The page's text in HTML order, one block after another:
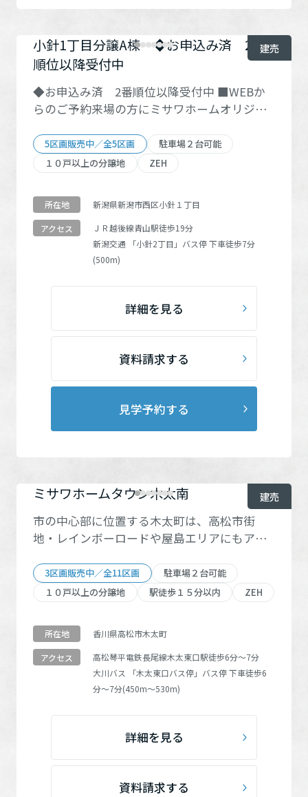
に、ご予約の上、来場された方の中から抽選
の撰華 橘』を10名様にプレゼント！！ 【応募
要項】本キャンペーンは2026年8月31日まで実
施しています。WEBのフォームでご来場予約
の上、8月31日までにご来場された方が対象で
す。賞品の仕様等は予告なく変更になる場合
もってかえさせていただきます。 ■秋葉区さ
つき野、スーパーリオンドール裏手の住宅地
内 ■南側道路角地で日当たり良好 ■JR信越本
線・さつき野駅、新津駅が徒歩圏内、通勤通
学に便利 ■SECOMホームセキュリティー：お
住まい後、２年間の警備付き！ ■将来的に返
済額を軽減できるオプション【残価設定ロー
ン】利用可能 【みらいエコ住宅補助金75万円
建売
小針1丁目分譲A棟 ◆お申込み済 2番
順位以降受付中
◆お申込み済 2番順位以降受付中 ■WEBか
らのご予約来場の方にミサワホームオリジナ
ト！ ご予約受付期間は2026年7月30日(木)～9
月26日(土)まで、 ご来場対象期間は2026年8月
1日(土)～9月28日(月)までとなります。 建物が
完成前の場合、現地や展示場等で概要をご説
明させていただいた方が対象となります。 1家
族1回まで。 マイホームのご購入やご建築をお
考えの方で、本ページから建売住宅(土地・中
古住宅の見学は対象外)を来場予約の上、ご来
日予約の方、本ページの来場予約フォーム以
外から来場予約された方、リフォームをご相
談の方、未成年者や学生の方、既に当社ある
いは他社とご契約済の方、その他来場予約キ
ャンペーンとの併用は不可。 ※予約状況によ
って日時等をご調整いただく場合がございま
す。賞品は内容を変更させていただく場合が
ございます。予めご了承ください。 ■さら
に、ご予約の上、来場された方の中から抽選
の撰華 橘』を10名様にプレゼント！！ 【応募
要項】本キャンペーンは2026年8月31日まで実
施しています。WEBのフォームでご来場予約
の上、8月31日までにご来場された方が対象で
がございます。当選者の発表は賞品の発送を
もってかえさせていただきます。 ●天井高3m
タテの圧倒的な開放感を創出。 ●キッチンか
ら洗面室・浴室へドア1枚で直結。廊下を経由
しない「家事ラク動線」で毎日の負担を大幅
に軽減。 ●2階には独立した3.6 帖の大型納戸
と2帖のWIC を完備。各部屋の収納とは別に大
型の荷物も余裕で収まります。 ●LDKに下が
り天井と間接照明を採用。ウォールナット調
の内装が高級ホテルを思わせる空間を演出。
●高さ2.5mの大開口ハイサッシを採用。自然
光を部屋の奥までたっぷり採光。
5区画販売中／全5区画
駐車場２台可能
１０戸以上の分譲地
ZEH
所在地 新潟県新潟市西区小針１丁目
アクセス ＪＲ越後線青山駅徒歩19分
新潟交通
「小針2丁目」 バス停 下車徒歩7分
(500m)
詳細を見る
資料請求する
見学予約する
建売
ミサワホームタウン木太南
市の中心部に位置する木太町は、高松市街
地・レインボーロードや屋島エリアにもアク
気の住宅街で、徒歩圏内に交通・教育・商業
施設も充実。住みやすいこの街で新しい暮ら
しを始めませんか
3区画販売中／全11区画
駐車場２台可能
１０戸以上の分譲地
駅徒歩１５分以内 ZEH
所在地 香川県高松市木太町
アクセス 高松琴平電鉄長尾線木太東口駅徒歩6分～7分
大川バス
「木太東口バス停」 バス停 下車徒歩6
分～7分(450m～530m)
詳細を見る
資料請求する